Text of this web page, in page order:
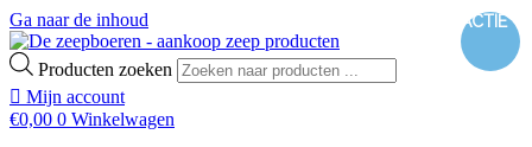
Ga naar de inhoud
Producten zoeken
Mijn account
€0,00 0 Winkelwagen
ACTIE